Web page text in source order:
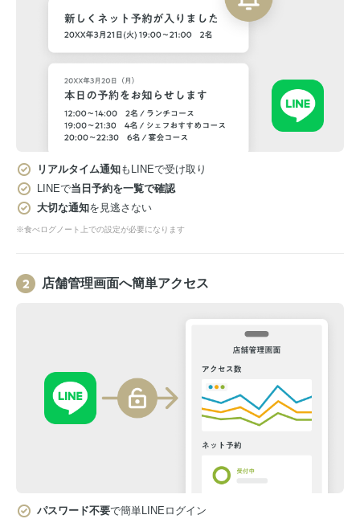
リアルタイム通知もLINEで受け取り
LINEで当日予約を一覧で確認
大切な通知を見逃さない
※食べログノート上での設定が必要になります
店舗管理画面へ簡単アクセス
パスワード不要で簡単LINEログイン